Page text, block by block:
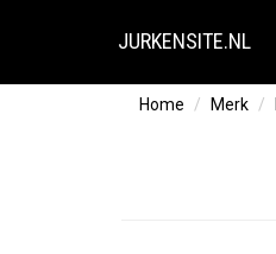
JURKENSITE.NL
Home Merk